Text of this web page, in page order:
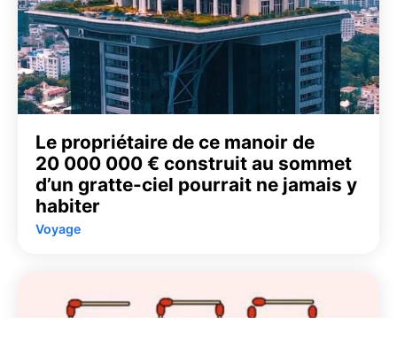
Le propriétaire de ce manoir de
20 000 000 € construit au sommet
d’un gratte-ciel pourrait ne jamais y
habiter
Voyage